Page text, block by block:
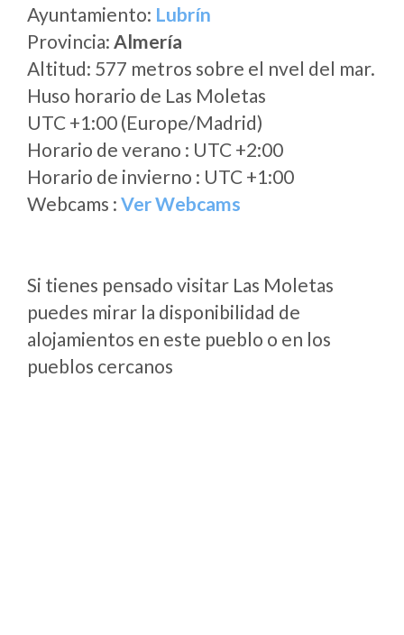
Ayuntamiento: Lubrín
Provincia: Almería
Altitud: 577 metros sobre el nvel del mar.
Huso horario de Las Moletas
UTC +1:00 (Europe/Madrid)
Horario de verano : UTC +2:00
Horario de invierno : UTC +1:00
Webcams : Ver Webcams
Si tienes pensado visitar Las Moletas
puedes mirar la disponibilidad de
alojamientos en este pueblo o en los
pueblos cercanos